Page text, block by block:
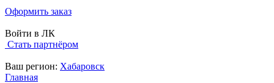
Оформить заказ
Войти в ЛК
Стать партнёром
Ваш регион: Хабаровск
Главная